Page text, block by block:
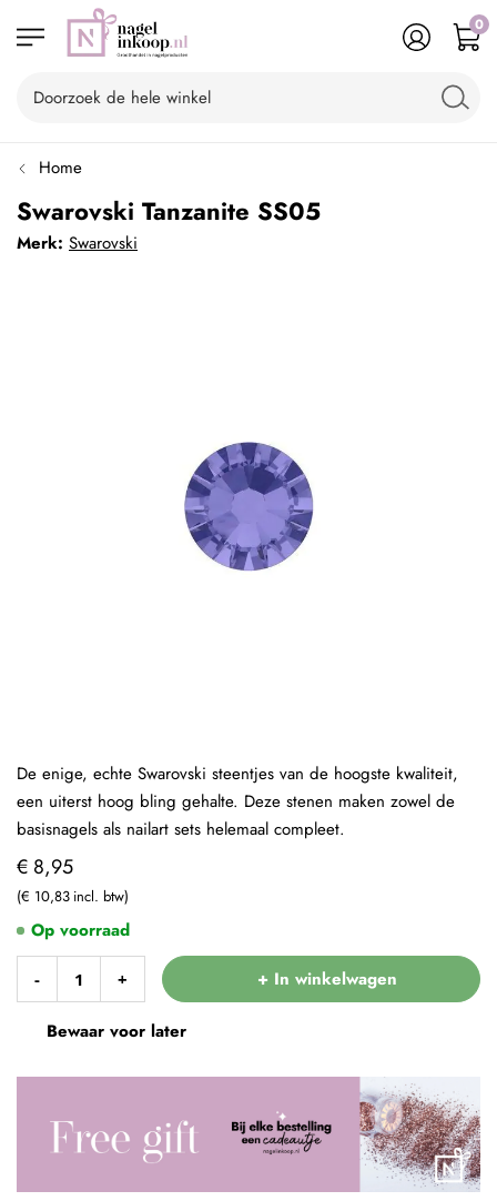
0
Home
Swarovski Tanzanite SS05
Merk: Swarovski
€ 8,95
€ 10,83
- + + In winkelwagen
Bewaar voor later
Op voorraad
De enige, echte Swarovski steentjes van de hoogste kwaliteit,
een uiterst hoog bling gehalte. Deze stenen maken zowel de
basisnagels als nailart sets helemaal compleet.